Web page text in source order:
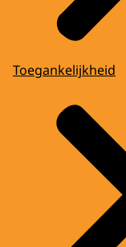
Toegankelijkheid